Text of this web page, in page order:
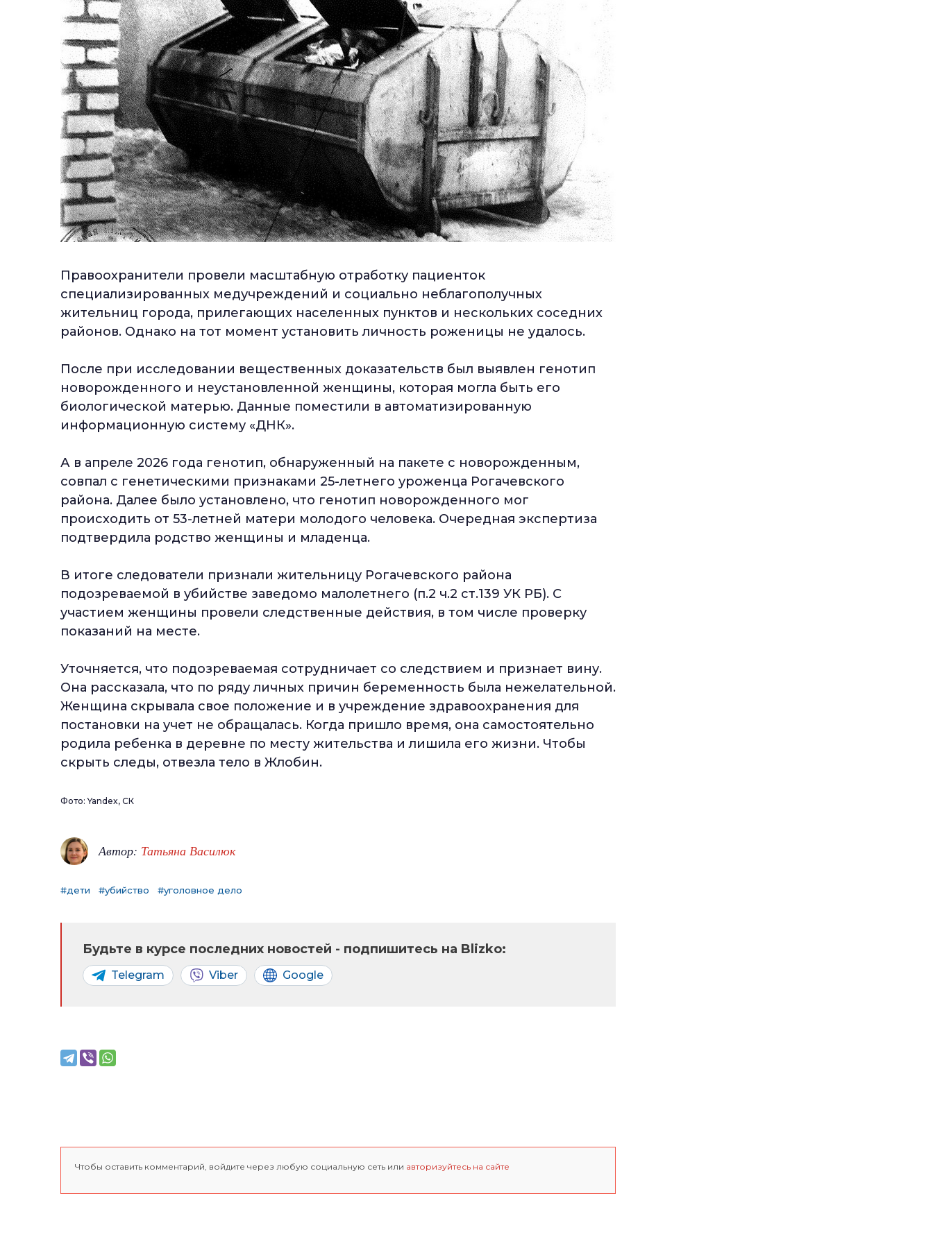
Правоохранители провели масштабную отработку пациенток
специализированных медучреждений и социально неблагополучных
жительниц города, прилегающих населенных пунктов и нескольких соседних
районов. Однако на тот момент установить личность роженицы не удалось.
После при исследовании вещественных доказательств был выявлен генотип
новорожденного и неустановленной женщины, которая могла быть его
биологической матерью. Данные поместили в автоматизированную
информационную систему «ДНК».
А в апреле 2026 года генотип, обнаруженный на пакете с новорожденным,
совпал с генетическими признаками 25-летнего уроженца Рогачевского
района. Далее было установлено, что генотип новорожденного мог
происходить от 53-летней матери молодого человека. Очередная экспертиза
подтвердила родство женщины и младенца.
В итоге следователи признали жительницу Рогачевского района
подозреваемой в убийстве заведомо малолетнего (п.2 ч.2 ст.139 УК РБ). С
участием женщины провели следственные действия, в том числе проверку
показаний на месте.
Уточняется, что подозреваемая сотрудничает со следствием и признает вину.
Она рассказала, что по ряду личных причин беременность была нежелательной.
Женщина скрывала свое положение и в учреждение здравоохранения для
постановки на учет не обращалась. Когда пришло время, она самостоятельно
родила ребенка в деревне по месту жительства и лишила его жизни. Чтобы
скрыть следы, отвезла тело в Жлобин.
Фото: Yandex, СК
Автор: Татьяна Василюк
#дети #убийство #уголовное дело
Будьте в курсе последних новостей - подпишитесь на Blizko:
Telegram Viber Google
Чтобы оставить комментарий, войдите через любую социальную сеть или авторизуйтесь на сайте